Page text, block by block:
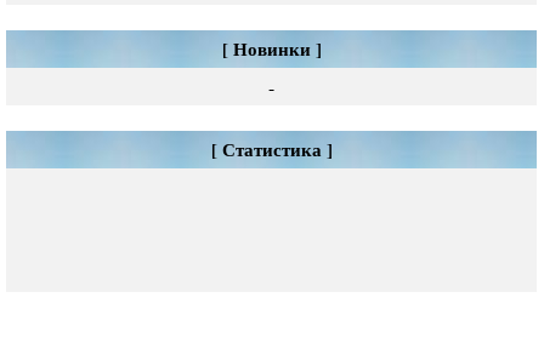
[ Новинки ]
-
[ Статистика ]